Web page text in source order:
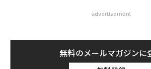
advertisement
無料のメールマガジンに